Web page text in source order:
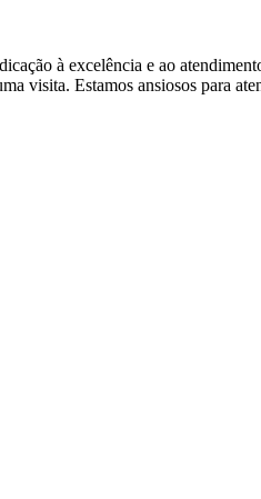
à excelência e ao
visita. Estamos ansiosos para